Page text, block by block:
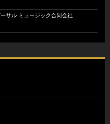
ーサル ミュージック合同会社